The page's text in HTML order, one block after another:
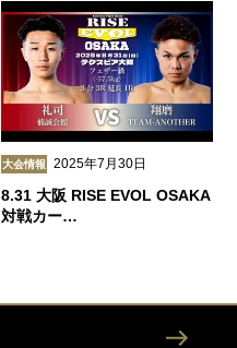
大会情報 2025年7月30日
8.31 大阪 RISE EVOL OSAKA
対戦カー…